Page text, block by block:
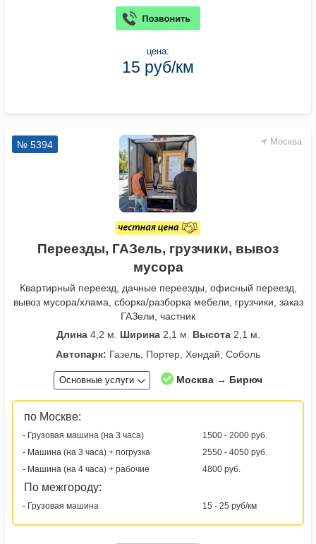
цена:
15 руб/км
Москва
№ 5394
Переезды, ГАЗель, грузчики, вывоз
мусора
Квартирный переезд, дачные переезды, офисный переезд,
вывоз мусора/хлама, сборка/разборка мебели, грузчики, заказ
ГАЗели, частник
Длина4,2 м. Ширина2,1 м. Высота2,1 м.
Автопарк: Газель, Портер, Хендай, Соболь
Основные услуги Москва → Бирюч
по Москве:
- Грузовая машина (на 3 часа)
1500 - 2000 руб.
- Машина (на 3 часа) + погрузка
2550 - 4050 руб.
- Машина (на 4 часа) + рабочие
4800 руб.
По межгороду:
- Грузовая машина 15 - 25 руб/км